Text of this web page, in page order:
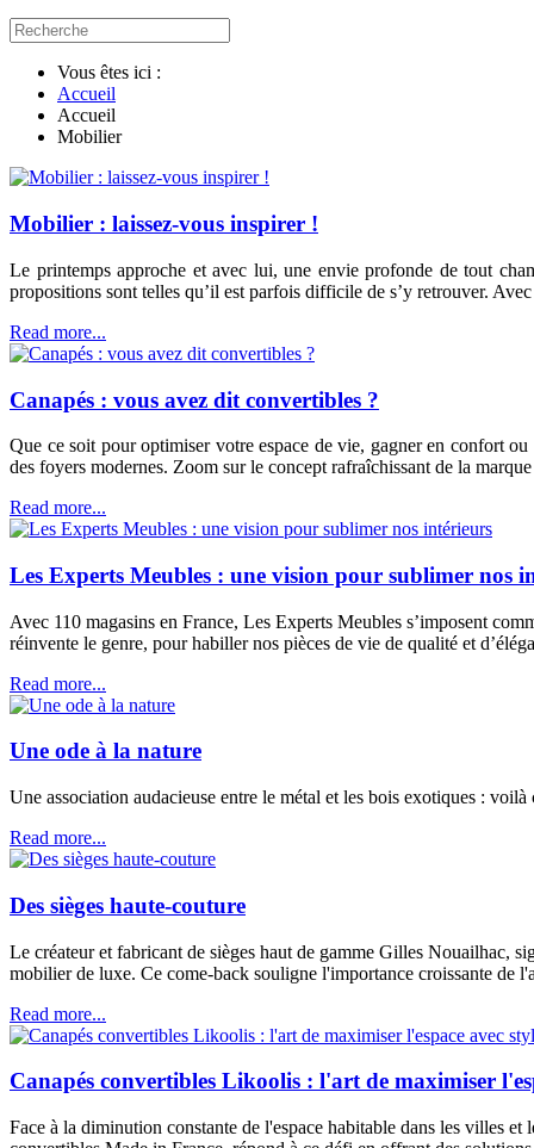
Vous êtes ici :
Accueil
Accueil
Mobilier
Mobilier : laissez-vous inspirer !
Le printemps approche et avec lui, une envie profonde de tout
propositions sont telles qu’il est parfois difficile de s’y retrouver.
Read more...
Canapés : vous avez dit convertibles ?
Que ce soit pour optimiser votre espace de vie, gagner en confort
des foyers modernes. Zoom sur le concept rafraîchissant de la
Read more...
Les Experts Meubles : une vision pour sublimer nos
Avec 110 magasins en France, Les Experts Meubles s’imposent
réinvente le genre, pour habiller nos pièces de vie de qualité et
Read more...
Une ode à la nature
Une association audacieuse entre le métal et les bois exotiques :
Read more...
Des sièges haute-couture
Le créateur et fabricant de sièges haut de gamme Gilles Nouailhac,
mobilier de luxe. Ce come-back souligne l'importance croissante de
Read more...
Canapés convertibles Likoolis : l'art de maximiser
Face à la diminution constante de l'espace habitable dans les villes